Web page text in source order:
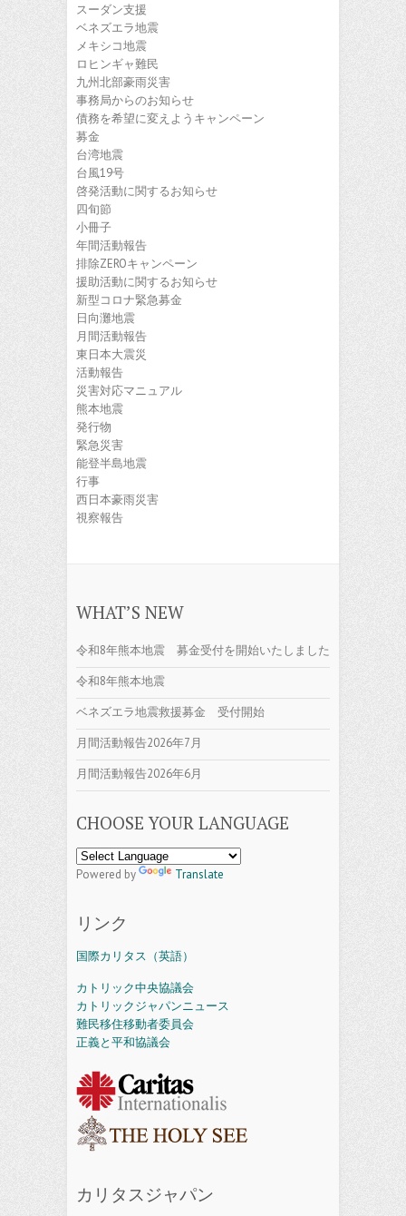
スーダン支援
ベネズエラ地震
メキシコ地震
ロヒンギャ難民
九州北部豪雨災害
事務局からのお知らせ
債務を希望に変えようキャンペーン
募金
台湾地震
台風19号
啓発活動に関するお知らせ
四旬節
小冊子
年間活動報告
排除ZEROキャンペーン
援助活動に関するお知らせ
新型コロナ緊急募金
日向灘地震
月間活動報告
東日本大震災
活動報告
災害対応マニュアル
熊本地震
発行物
緊急災害
能登半島地震
行事
西日本豪雨災害
視察報告
WHAT’S NEW
令和8年熊本地震 募金受付を開始いたしました
令和8年熊本地震
ベネズエラ地震救援募金 受付開始
月間活動報告2026年7月
月間活動報告2026年6月
CHOOSE YOUR LANGUAGE
Powered by Translate
リンク
国際カリタス（英語）
カトリック中央協議会
カトリックジャパンニュース
難民移住移動者委員会
正義と平和協議会
カリタスジャパン